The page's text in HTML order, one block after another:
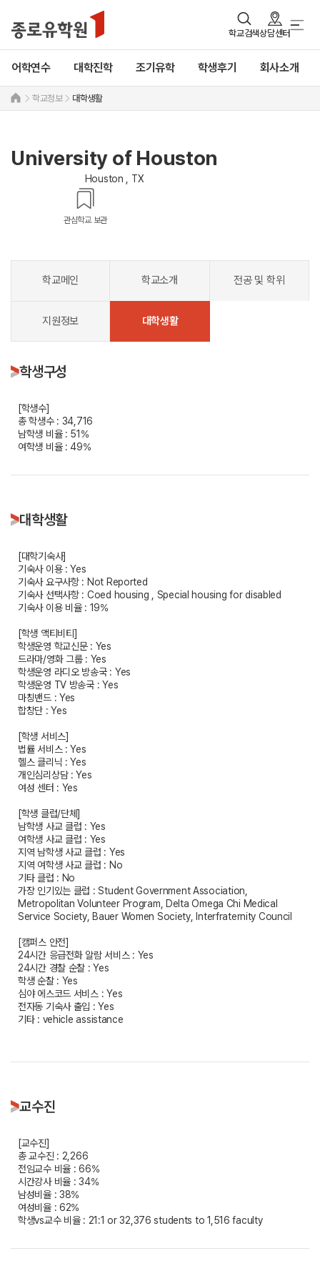
학교검색상담센터
어학연수 대학진학 조기유학 학생후기 회사소개
학교정보 대학생활
University of Houston
Houston , TX
관심학교 보관
학교메인 학교소개 전공 및 학위
지원정보 대학생활
학생구성
[학생수]
총 학생수 : 34,716
남학생 비율 : 51%
여학생 비율 : 49%
대학생활
[대학기숙사]
기숙사 이용 : Yes
기숙사 요구사항 : Not Reported
기숙사 선택사항 : Coed housing , Special housing for disabled
기숙사 이용 비율 : 19%
[학생 액티비티]
학생운영 학교신문 : Yes
드라마/영화 그룹 : Yes
학생운영 라디오 방송국 : Yes
학생운영 TV 방송국 : Yes
마칭밴드 : Yes
합창단 : Yes
[학생 서비스]
법률 서비스 : Yes
헬스 클리닉 : Yes
개인심리상담 : Yes
여성 센터 : Yes
[학생 클럽/단체]
남학생 사교 클럽 : Yes
여학생 사교 클럽 : Yes
지역 남학생 사교 클럽 : Yes
지역 여학생 사교 클럽 : No
기타 클럽 : No
가장 인기있는 클럽 : Student Government Association,
Metropolitan Volunteer Program, Delta Omega Chi Medical
Service Society, Bauer Women Society, Interfraternity Council
[캠퍼스 안전]
24시간 응급전화 알람 서비스 : Yes
24시간 경찰 순찰 : Yes
학생 순찰 : Yes
심야 에스코드 서비스 : Yes
전자동 기숙사 출입 : Yes
기타 : vehicle assistance
교수진
[교수진]
총 교수진 : 2,266
전임교수 비율 : 66%
시간강사 비율 : 34%
남성비율 : 38%
여성비율 : 62%
학생vs교수 비율 : 21:1 or 32,376 students to 1,516 faculty